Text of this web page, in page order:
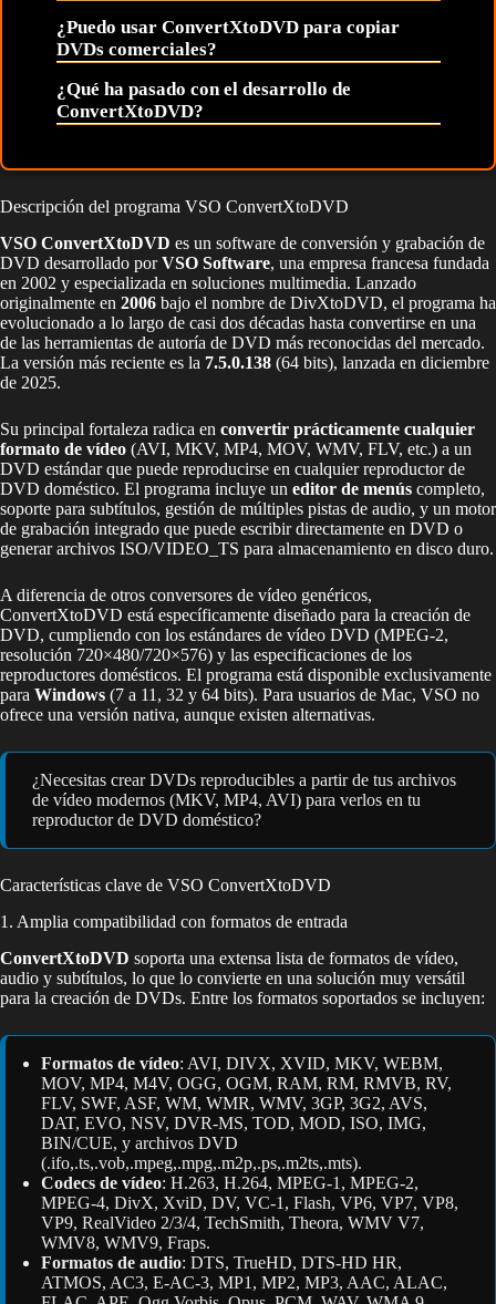
¿Puedo usar ConvertXtoDVD para copiar
DVDs comerciales?
¿Qué ha pasado con el desarrollo de
ConvertXtoDVD?
Descripción del programa VSO ConvertXtoDVD
VSO ConvertXtoDVD es un software de conversión y grabación de
DVD desarrollado porVSO Software, una empresa francesa fundada
en 2002 y especializada en soluciones multimedia. Lanzado
originalmente en 2006 bajo el nombre de DivXtoDVD, el programa ha
evolucionado a lo largo de casi dos décadas hasta convertirse en una
de las herramientas de autoría de DVD más reconocidas del mercado.
La versión más reciente es la 7.5.0.138 (64 bits), lanzada en diciembre
de 2025.
Su principal fortaleza radica en convertir prácticamente cualquier
formato de vídeo (AVI, MKV, MP4, MOV, WMV, FLV, etc.) a un
DVD estándar que puede reproducirse en cualquier reproductor de
DVD doméstico. El programa incluye un editor de menús completo,
soporte para subtítulos, gestión de múltiples pistas de audio, y un motor
de grabación integrado que puede escribir directamente en DVD o
generar archivos ISO/VIDEO_TS para almacenamiento en disco duro.
A diferencia de otros conversores de vídeo genéricos,
ConvertXtoDVD está específicamente diseñado para la creación de
DVD, cumpliendo con los estándares de vídeo DVD (MPEG-2,
resolución 720×480/720×576) y las especificaciones de los
reproductores domésticos. El programa está disponible exclusivamente
para Windows (7 a 11, 32 y 64 bits). Para usuarios de Mac, VSO no
ofrece una versión nativa, aunque existen alternativas.
¿Necesitas crear DVDs reproducibles a partir de tus archivos
de vídeo modernos (MKV, MP4, AVI) para verlos en tu
reproductor de DVD doméstico?
Características clave de VSO ConvertXtoDVD
1. Amplia compatibilidad con formatos de entrada
ConvertXtoDVD soporta una extensa lista de formatos de vídeo,
audio y subtítulos, lo que lo convierte en una solución muy versátil
para la creación de DVDs. Entre los formatos soportados se incluyen:
Formatos de vídeo: AVI, DIVX, XVID, MKV, WEBM,
MOV, MP4, M4V, OGG, OGM, RAM, RM, RMVB, RV,
FLV, SWF, ASF, WM, WMR, WMV, 3GP, 3G2, AVS,
DAT, EVO, NSV, DVR-MS, TOD, MOD, ISO, IMG,
BIN/CUE, y archivos DVD
(.ifo,.ts,.vob,.mpeg,.mpg,.m2p,.ps,.m2ts,.mts).
Codecs de vídeo: H.263, H.264, MPEG-1, MPEG-2,
MPEG-4, DivX, XviD, DV, VC-1, Flash, VP6, VP7, VP8,
VP9, RealVideo 2/3/4, TechSmith, Theora, WMV V7,
WMV8, WMV9, Fraps.
Formatos de audio: DTS, TrueHD, DTS-HD HR,
ATMOS, AC3, E-AC-3, MP1, MP2, MP3, AAC, ALAC,